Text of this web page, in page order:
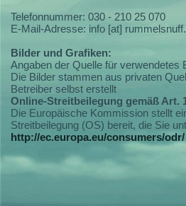
Telefonnummer: 030 - 210 25 070
E-Mail-Adresse: info [at]
Bilder und Grafiken:
Angaben der Quelle für verwendetes
Die Bilder stammen aus privaten
Betreiber selbst erstellt
Online-Streitbeilegung gemäß Art.
Die Europäische Kommission stellt
Streitbeilegung (OS) bereit, die Sie
http://ec.europa.eu/consumers/odr/